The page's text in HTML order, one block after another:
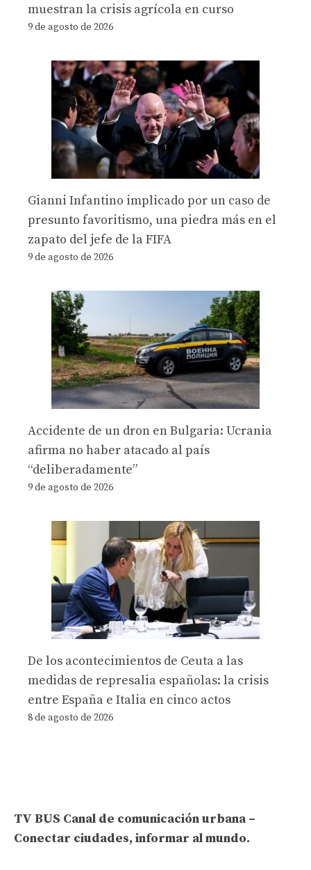
muestran la crisis agrícola en curso
9 de agosto de 2026
Gianni Infantino implicado por un caso de
presunto favoritismo, una piedra más en el
zapato del jefe de la FIFA
9 de agosto de 2026
Accidente de un dron en Bulgaria: Ucrania
afirma no haber atacado al país
“deliberadamente”
9 de agosto de 2026
De los acontecimientos de Ceuta a las
medidas de represalia españolas: la crisis
entre España e Italia en cinco actos
8 de agosto de 2026
TV BUS Canal de comunicación urbana –
Conectar ciudades, informar al mundo.